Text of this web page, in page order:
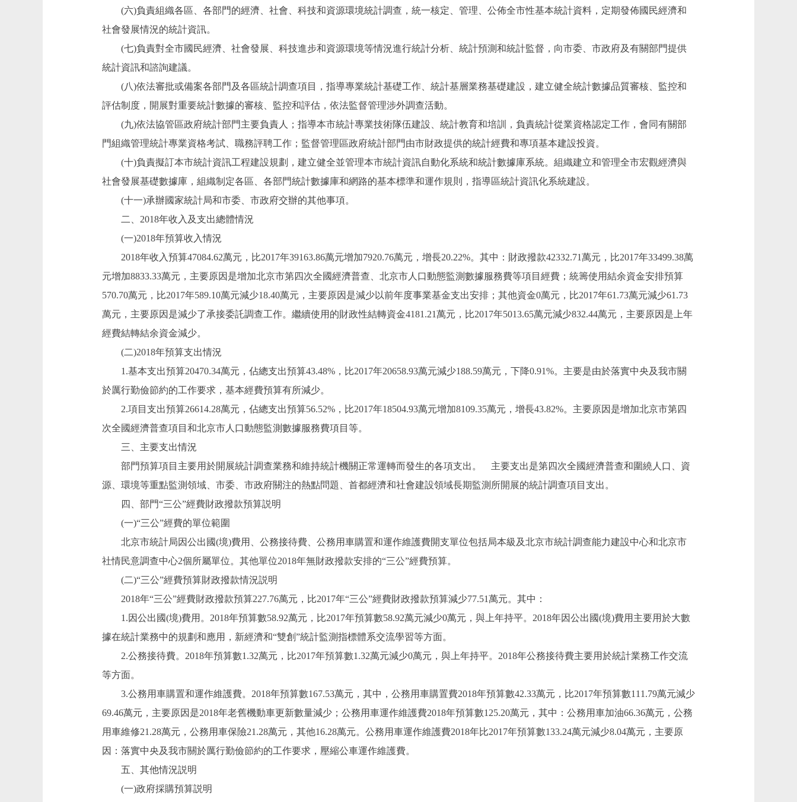
(六)負責組織各區、各部門的經濟、社會、科技和資源環境統計調查，統一核定、管理、公佈全市性基本統計資料，定期發佈國民經濟和
社會發展情況的統計資訊。
(七)負責對全市國民經濟、社會發展、科技進步和資源環境等情況進行統計分析、統計預測和統計監督，向市委、市政府及有關部門提供
統計資訊和諮詢建議。
(八)依法審批或備案各部門及各區統計調查項目，指導專業統計基礎工作、統計基層業務基礎建設，建立健全統計數據品質審核、監控和
評估制度，開展對重要統計數據的審核、監控和評估，依法監督管理涉外調查活動。
(九)依法協管區政府統計部門主要負責人；指導本市統計專業技術隊伍建設、統計教育和培訓，負責統計從業資格認定工作，會同有關部
門組織管理統計專業資格考試、職務評聘工作；監督管理區政府統計部門由市財政提供的統計經費和專項基本建設投資。
(十)負責擬訂本市統計資訊工程建設規劃，建立健全並管理本市統計資訊自動化系統和統計數據庫系統。組織建立和管理全市宏觀經濟與
社會發展基礎數據庫，組織制定各區、各部門統計數據庫和網路的基本標準和運作規則，指導區統計資訊化系統建設。
(十一)承辦國家統計局和市委、市政府交辦的其他事項。
二、2018年收入及支出總體情況
(一)2018年預算收入情況
2018年收入預算47084.62萬元，比2017年39163.86萬元增加7920.76萬元，增長20.22%。其中：財政撥款42332.71萬元，比2017年33499.38萬
元增加8833.33萬元，主要原因是增加北京市第四次全國經濟普查、北京市人口動態監測數據服務費等項目經費；統籌使用結余資金安排預算
570.70萬元，比2017年589.10萬元減少18.40萬元，主要原因是減少以前年度事業基金支出安排；其他資金0萬元，比2017年61.73萬元減少61.73
萬元，主要原因是減少了承接委託調查工作。繼續使用的財政性結轉資金4181.21萬元，比2017年5013.65萬元減少832.44萬元，主要原因是上年
經費結轉結余資金減少。
(二)2018年預算支出情況
1.基本支出預算20470.34萬元，佔總支出預算43.48%，比2017年20658.93萬元減少188.59萬元，下降0.91%。主要是由於落實中央及我市關
於厲行勤儉節約的工作要求，基本經費預算有所減少。
2.項目支出預算26614.28萬元，佔總支出預算56.52%，比2017年18504.93萬元增加8109.35萬元，增長43.82%。主要原因是增加北京市第四
次全國經濟普查項目和北京市人口動態監測數據服務費項目等。
三、主要支出情況
部門預算項目主要用於開展統計調查業務和維持統計機關正常運轉而發生的各項支出。 主要支出是第四次全國經濟普查和圍繞人口、資
源、環境等重點監測領域、市委、市政府關注的熱點問題、首都經濟和社會建設領域長期監測所開展的統計調查項目支出。
四、部門“三公”經費財政撥款預算説明
(一)“三公”經費的單位範圍
北京市統計局因公出國(境)費用、公務接待費、公務用車購置和運作維護費開支單位包括局本級及北京市統計調查能力建設中心和北京市
社情民意調查中心2個所屬單位。其他單位2018年無財政撥款安排的“三公”經費預算。
(二)“三公”經費預算財政撥款情況説明
2018年“三公”經費財政撥款預算227.76萬元，比2017年“三公”經費財政撥款預算減少77.51萬元。其中：
1.因公出國(境)費用。2018年預算數58.92萬元，比2017年預算數58.92萬元減少0萬元，與上年持平。2018年因公出國(境)費用主要用於大數
據在統計業務中的規劃和應用，新經濟和“雙創”統計監測指標體系交流學習等方面。
2.公務接待費。2018年預算數1.32萬元，比2017年預算數1.32萬元減少0萬元，與上年持平。2018年公務接待費主要用於統計業務工作交流
等方面。
3.公務用車購置和運作維護費。2018年預算數167.53萬元，其中，公務用車購置費2018年預算數42.33萬元，比2017年預算數111.79萬元減少
69.46萬元，主要原因是2018年老舊機動車更新數量減少；公務用車運作維護費2018年預算數125.20萬元，其中：公務用車加油66.36萬元，公務
用車維修21.28萬元，公務用車保險21.28萬元，其他16.28萬元。公務用車運作維護費2018年比2017年預算數133.24萬元減少8.04萬元，主要原
因：落實中央及我市關於厲行勤儉節約的工作要求，壓縮公車運作維護費。
五、其他情況説明
(一)政府採購預算説明